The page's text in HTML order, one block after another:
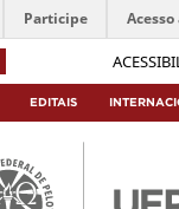
Participe
EDITAIS